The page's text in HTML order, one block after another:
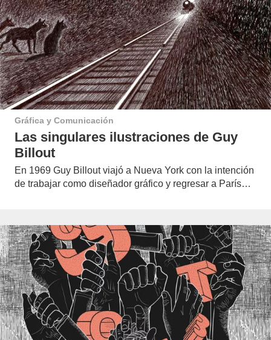
Gráfica y Comunicación
Las singulares ilustraciones de Guy
Billout
En 1969 Guy Billout viajó a Nueva York con la intención
de trabajar como diseñador gráfico y regresar a París…